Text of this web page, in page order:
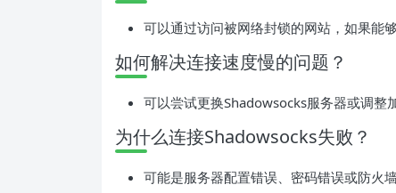
可以通过访问被网络封锁的网站，如果能
如何解决连接速度慢的问题？
可以尝试更换Shadowsocks服务器或调整
为什么连接Shadowsocks失败？
可能是服务器配置错误、密码错误或防火